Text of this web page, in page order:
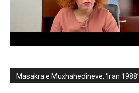
Masakra e Muxhahedineve, ‘Iran 1988’